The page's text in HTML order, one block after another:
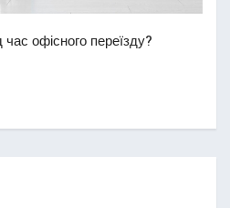
офісного переїзду?